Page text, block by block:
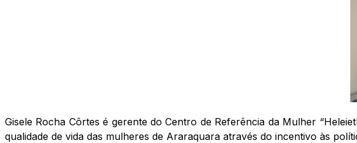
Gisele Rocha Côrtes é gerente do Centro de Referência da Mulher
qualidade de vida das mulheres de Araraquara através do incentivo às